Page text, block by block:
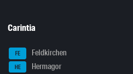
Carintia
FE Feldkirchen
HE Hermagor